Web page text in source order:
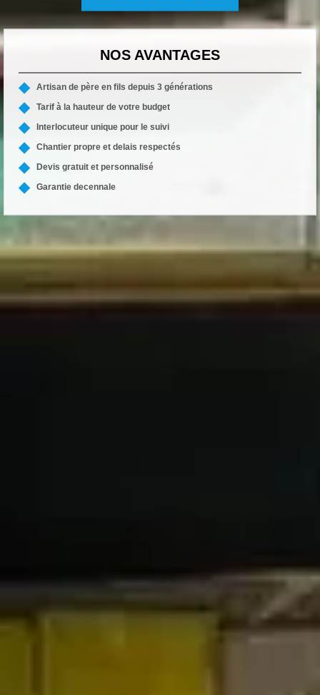
NOS AVANTAGES
Artisan de père en fils depuis 3 générations
Tarif à la hauteur de votre budget
Interlocuteur unique pour le suivi
Chantier propre et delais respectés
Devis gratuit et personnalisé
Garantie decennale